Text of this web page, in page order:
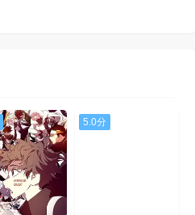
第127集
第131集
第135集
5.0分